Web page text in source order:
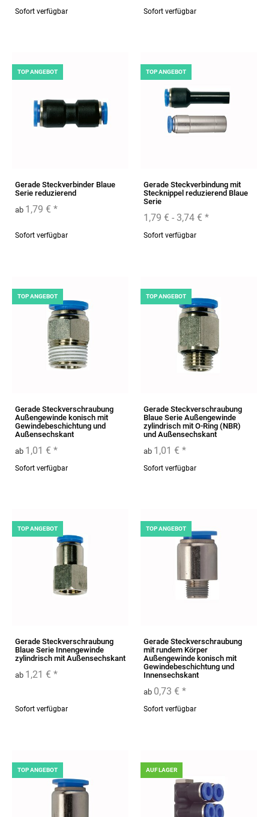
Sofort verfügbar Sofort verfügbar
TOP ANGEBOT
Gerade Steckverbinder Blaue
Serie reduzierend
ab 1,79 € *
Sofort verfügbar
TOP ANGEBOT
Gerade Steckverbindung mit
Stecknippel reduzierend Blaue
Serie
1,79 € - 3,74 € *
Sofort verfügbar
TOP ANGEBOT
Gerade Steckverschraubung
Außengewinde konisch mit
Gewindebeschichtung und
Außensechskant
ab 1,01 € *
Sofort verfügbar
TOP ANGEBOT
Gerade Steckverschraubung
Blaue Serie Außengewinde
zylindrisch mit O-Ring (NBR)
und Außensechskant
ab 1,01 € *
Sofort verfügbar
TOP ANGEBOT
Gerade Steckverschraubung
Blaue Serie Innengewinde
zylindrisch mit Außensechskant
ab 1,21 € *
Sofort verfügbar
TOP ANGEBOT
Gerade Steckverschraubung
mit rundem Körper
Außengewinde konisch mit
Gewindebeschichtung und
Innensechskant
ab 0,73 € *
Sofort verfügbar
TOP ANGEBOT AUF LAGER